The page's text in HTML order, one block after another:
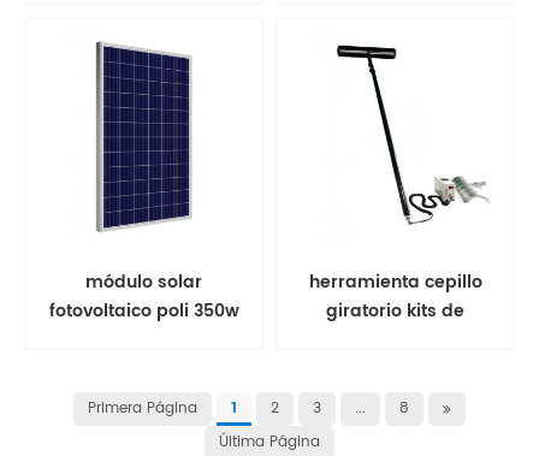
módulo solar
fotovoltaico poli 350w
herramienta cepillo
giratorio kits de
Primera Página 1 2 3 ...
8
Última Página